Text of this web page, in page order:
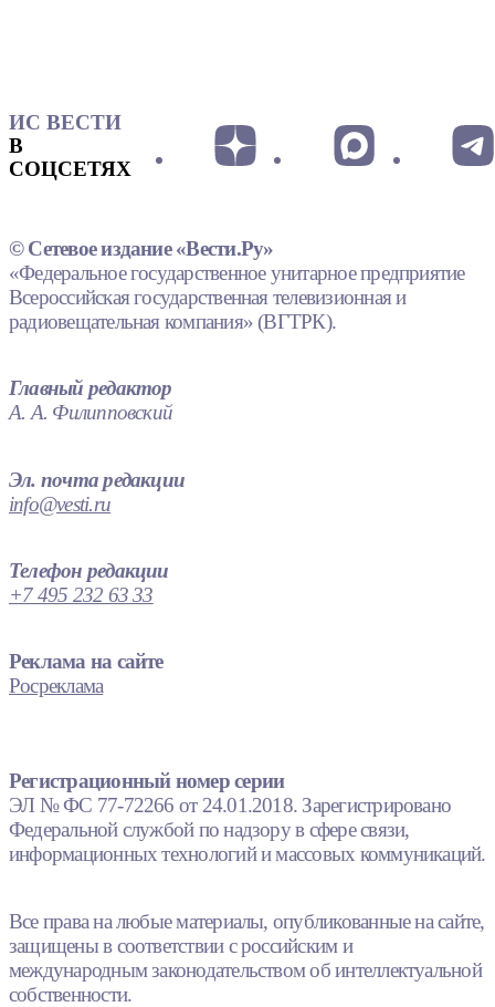
ИС ВЕСТИ
В
СОЦСЕТЯХ
© Сетевое издание «Вести.Ру»
«Федеральное государственное унитарное предприятие
Всероссийская государственная телевизионная и
радиовещательная компания» (ВГТРК).
Главный редактор
А. А. Филипповский
Эл. почта редакции
info@vesti.ru
Телефон редакции
+7 495 232 63 33
Реклама на сайте
Росреклама
Регистрационный номер серии
ЭЛ № ФС 77-72266 от 24.01.2018. Зарегистрировано
Федеральной службой по надзору в сфере связи,
информационных технологий и массовых коммуникаций.
Все права на любые материалы, опубликованные на сайте,
защищены в соответствии с российским и
международным законодательством об интеллектуальной
собственности.